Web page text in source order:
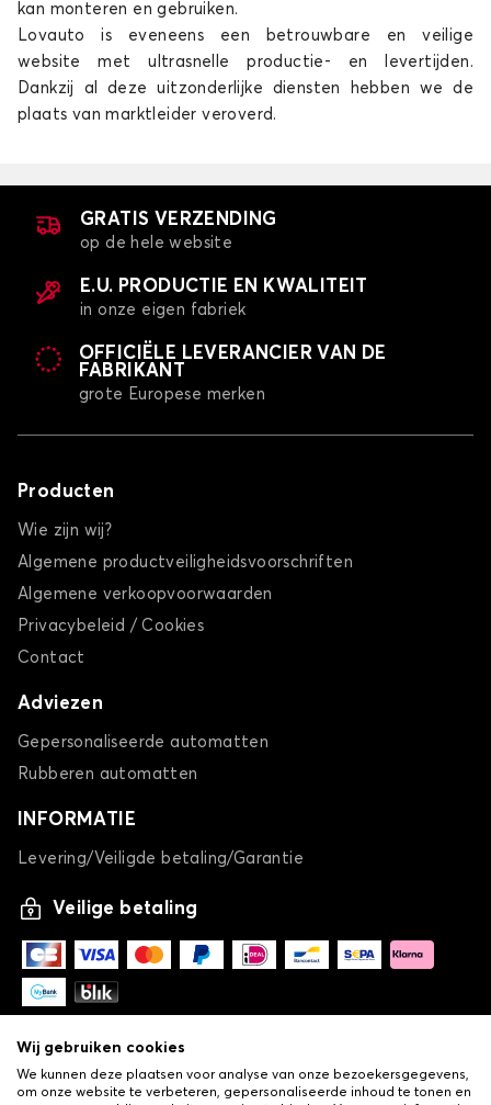
kan monteren en gebruiken.
Lovauto is eveneens een betrouwbare en veilige
website met ultrasnelle productie- en levertijden.
Dankzij al deze uitzonderlijke diensten hebben we de
plaats van marktleider veroverd.
GRATIS VERZENDING
op de hele website
E.U. PRODUCTIE EN KWALITEIT
in onze eigen fabriek
OFFICIËLE LEVERANCIER VAN DE
FABRIKANT
grote Europese merken
Producten
Wie zijn wij?
Algemene productveiligheidsvoorschriften
Algemene verkoopvoorwaarden
Privacybeleid / Cookies
Contact
Adviezen
Gepersonaliseerde automatten
Rubberen automatten
INFORMATIE
Levering/Veiligde betaling/Garantie
Veilige betaling
Wij gebruiken cookies
We kunnen deze plaatsen voor analyse van onze bezoekersgegevens,
om onze website te verbeteren, gepersonaliseerde inhoud te tonen en